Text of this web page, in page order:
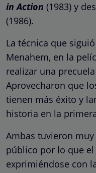
in Action (1983) y
(1986).
La técnica que
Menahem, en la
realizar una
Aprovecharon que
tienen más éxito y
historia en la
Ambas tuvieron
público por lo que
exprimiéndose con